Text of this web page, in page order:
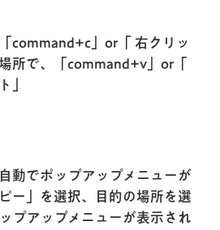
command+c 」or「 右クリッ
所で、「command+v 」or「
」
動でポップアップメニューが
ー」を選択、目的の場所を選
プアップメニューが表示され